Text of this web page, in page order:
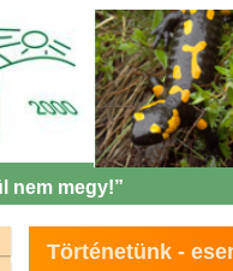
nem megy!”
Történetünk -